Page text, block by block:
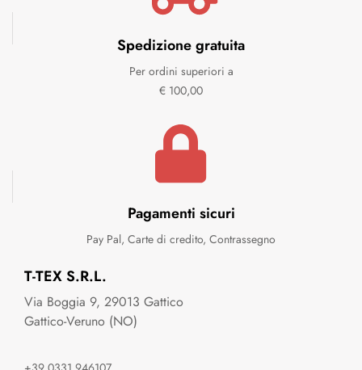
Spedizione gratuita
Per ordini superiori a
€ 100,00
Pagamenti sicuri
Pay Pal, Carte di credito, Contrassegno
T-TEX S.R.L.
Via Boggia 9, 29013 Gattico
Gattico-Veruno (NO)